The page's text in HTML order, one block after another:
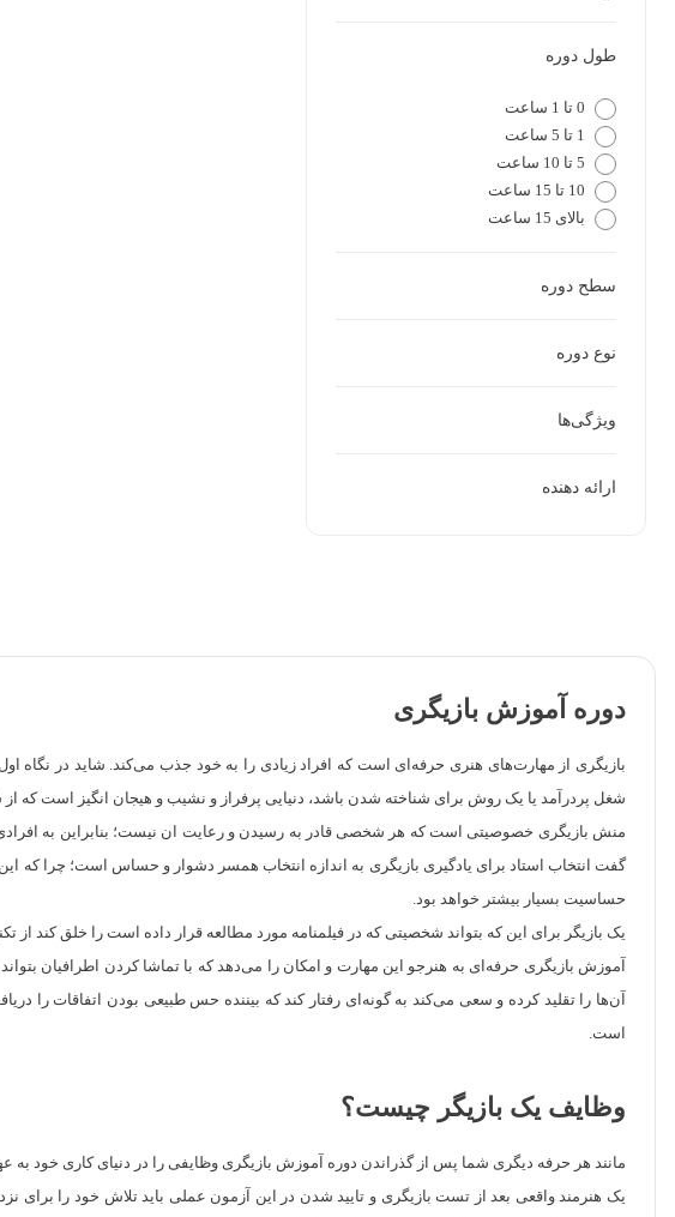
طول دوره
0 تا 1 ساعت
1 تا 5 ساعت
5 تا 10 ساعت
10 تا 15 ساعت
بالای 15 ساعت
سطح دوره
نوع دوره
ویژگی‌ها
ارائه دهنده
دوره آموزش بازیگری
بازیگری از مهارت‌های هنری حرفه‌ای است که افراد زیادی را به خود جذب می‌کند. شاید در
شغل پردرآمد یا یک روش برای شناخته شدن باشد، دنیایی پرفراز و نشیب و هیجان انگیز است که
منش بازیگری خصوصیتی است که هر شخصی قادر به رسیدن و رعایت ان نیست؛ بنابراین به
گفت انتخاب استاد برای یادگیری بازیگری به اندازه انتخاب همسر دشوار و حساس است؛ چرا
حساسیت بسیار بیشتر خواهد بود.
یک بازیگر برای این که بتواند شخصیتی که در فیلمنامه مورد مطالعه قرار داده است را خلق کند
آموزش بازیگری حرفه‌ای به هنرجو این مهارت و امکان را می‌دهد که با تماشا کردن اطرافیان
آن‌ها را تقلید کرده و سعی می‌کند به گونه‌ای رفتار کند که بیننده حس طبیعی بودن اتفاقات
است.
وظایف یک بازیگر چیست؟
مانند هر حرفه دیگری شما پس از گذراندن دوره آموزش بازیگری وظایفی را در دنیای کاری
یک هنرمند واقعی بعد از تست بازیگری و تایید شدن در این آزمون عملی باید تلاش‌ خود را